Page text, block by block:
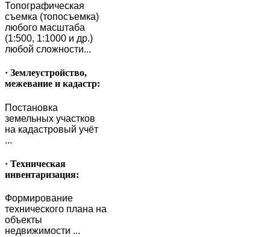
Топографическая
съемка (топосъемка)
любого масштаба
(1:500, 1:1000 и др.)
любой сложности...
· Землеустройство,
межевание и кадастр:
Постановка
земельных участков
на кадастровый учёт
...
· Техническая
инвентаризация:
Формирование
технического плана на
объекты
недвижимости ...